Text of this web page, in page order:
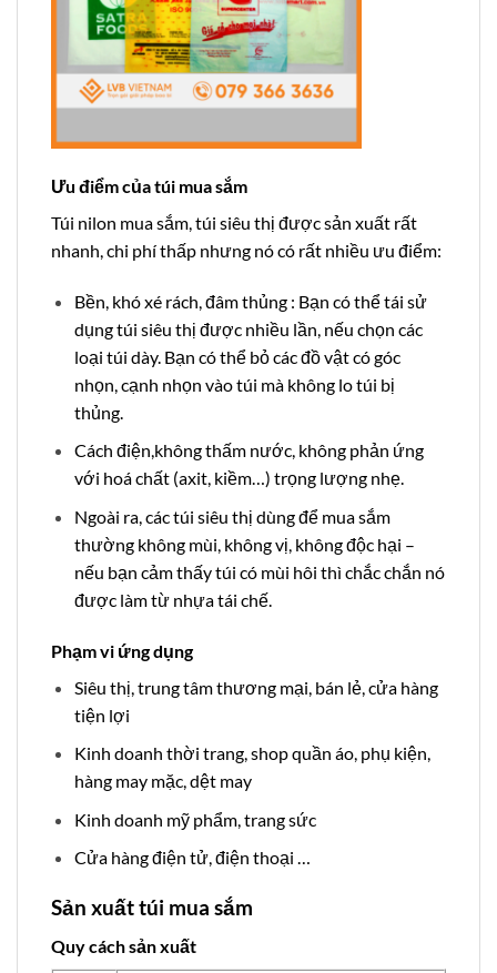
Ưu điểm của túi mua sắm
Túi nilon mua sắm, túi siêu thị được sản xuất rất
nhanh, chi phí thấp nhưng nó có rất nhiều ưu điểm:
Bền, khó xé rách, đâm thủng : Bạn có thể tái sử
dụng túi siêu thị được nhiều lần, nếu chọn các
loại túi dày. Bạn có thể bỏ các đồ vật có góc
nhọn, cạnh nhọn vào túi mà không lo túi bị
thủng.
Cách điện,không thấm nước, không phản ứng
với hoá chất (axit, kiềm…) trọng lượng nhẹ.
Ngoài ra, các túi siêu thị dùng để mua sắm
thường không mùi, không vị, không độc hại –
nếu bạn cảm thấy túi có mùi hôi thì chắc chắn nó
được làm từ nhựa tái chế.
Phạm vi ứng dụng
Siêu thị, trung tâm thương mại, bán lẻ, cửa hàng
tiện lợi
Kinh doanh thời trang, shop quần áo, phụ kiện,
hàng may mặc, dệt may
Kinh doanh mỹ phẩm, trang sức
Cửa hàng điện tử, điện thoại …
Sản xuất túi mua sắm
Quy cách sản xuất